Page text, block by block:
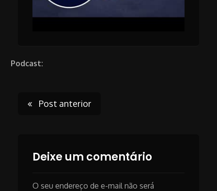
Podcast:
Post
navigation
Post anterior
Deixe um comentário
O seu endereço de e-mail não será